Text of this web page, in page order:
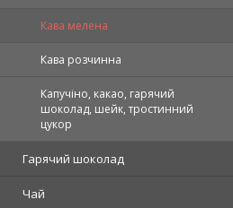
Кава мелена
Кава розчинна
Капучіно, какао, гарячий
шоколад, шейк, тростинний
цукор
Гарячий шоколад
Чай